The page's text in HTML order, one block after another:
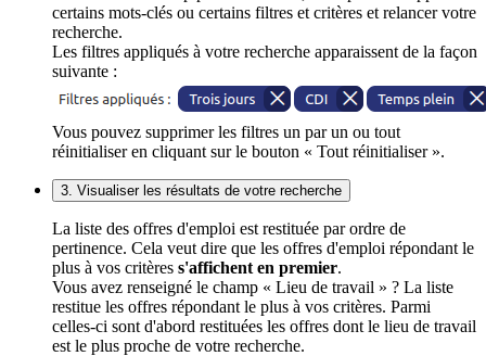
certains mots-clés ou certains filtres et critères et relancer votre
recherche.
Les filtres appliqués à votre recherche apparaissent de la façon
suivante :
Vous pouvez supprimer les filtres un par un ou tout
réinitialiser en cliquant sur le bouton « Tout réinitialiser ».
3. Visualiser les résultats de votre recherche
La liste des offres d'emploi est restituée par ordre de
pertinence. Cela veut dire que les offres d'emploi répondant le
plus à vos critères s'affichent en premier.
Vous avez renseigné le champ « Lieu de travail » ? La liste
restitue les offres répondant le plus à vos critères. Parmi
celles-ci sont d'abord restituées les offres dont le lieu de travail
est le plus proche de votre recherche.